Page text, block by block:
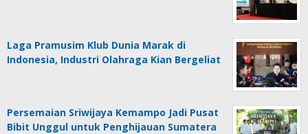
Laga Pramusim Klub Dunia Marak di
Indonesia, Industri Olahraga Kian Bergeliat
Persemaian Sriwijaya Kemampo Jadi Pusat
Bibit Unggul untuk Penghijauan Sumatera